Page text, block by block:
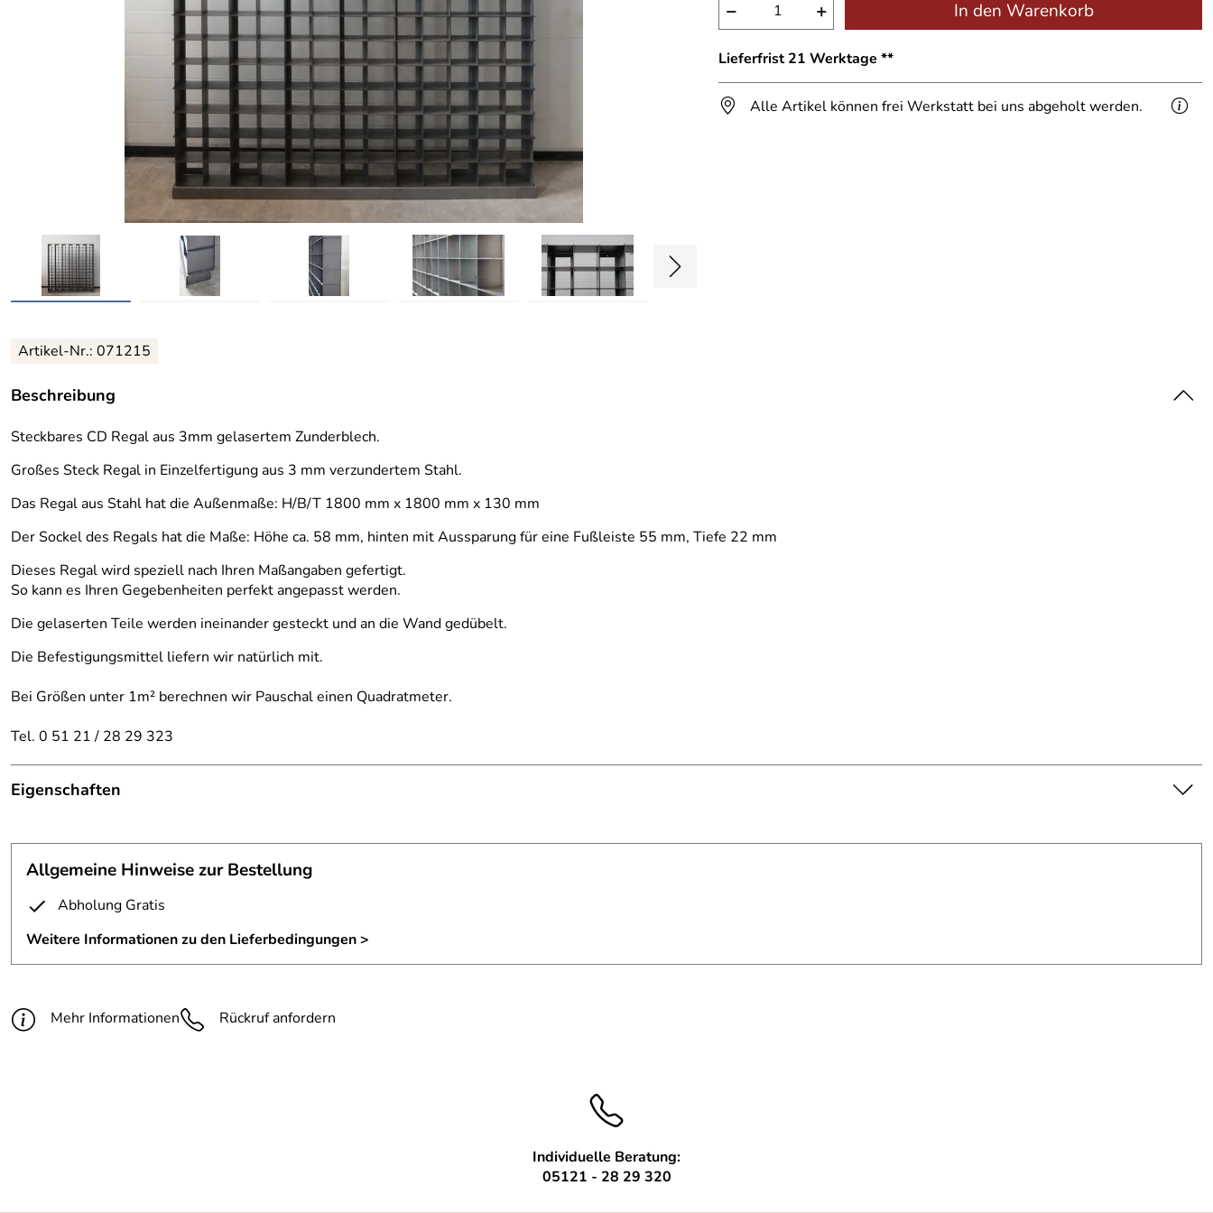
− + In den Warenkorb
Lieferfrist 21 Werktage **
Alle Artikel können frei Werkstatt bei uns abgeholt werden.
Artikel-Nr.: 071215
Beschreibung
Steckbares CD Regal aus 3mm gelasertem Zunderblech.
Großes Steck Regal in Einzelfertigung aus 3 mm verzundertem Stahl.
Das Regal aus Stahl hat die Außenmaße: H/B/T 1800 mm x 1800 mm x 130 mm
Der Sockel des Regals hat die Maße: Höhe ca. 58 mm, hinten mit Aussparung für eine Fußleiste 55 mm, Tiefe 22 mm
Dieses Regal wird speziell nach Ihren Maßangaben gefertigt.
So kann es Ihren Gegebenheiten perfekt angepasst werden.
Die gelaserten Teile werden ineinander gesteckt und an die Wand gedübelt.
Die Befestigungsmittel liefern wir natürlich mit.
Bei Größen unter 1m² berechnen wir Pauschal einen Quadratmeter.
Tel. 0 51 21 / 28 29 323
Eigenschaften
Maße:
1800 mm x 1800 mm x 130 mm
Material:
3 mm Zunder Stahlblech gelasert
Oberfläche:
mit klarem Zaponlack lackiert
Allgemeine Hinweise zur Bestellung
Abholung Gratis
Weitere Informationen zu den Lieferbedingungen >
Mehr Informationen Rückruf anfordern
Individuelle Beratung:
05121 - 28 29 320